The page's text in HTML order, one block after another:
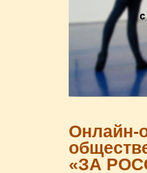
Онлайн-
«ЗА